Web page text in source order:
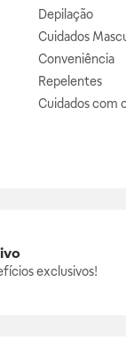
Depilação
Cuidados
Conveniência
Repelentes
Cuidados com
exclusivos!